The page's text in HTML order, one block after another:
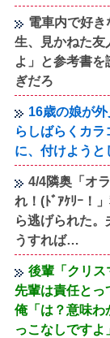
電車内で好
生、見かねた友
よ」と参考書
ぎだろ
16歳の娘が
らしばらくカ
に、付けようと
4/4隣奥「オ
れ！(ﾄﾞｱｹﾘｰ！
ら逃げられた
うすれば…
後輩「クリス
先輩は責任とっ
俺「は？意味わ
っこなしですよ